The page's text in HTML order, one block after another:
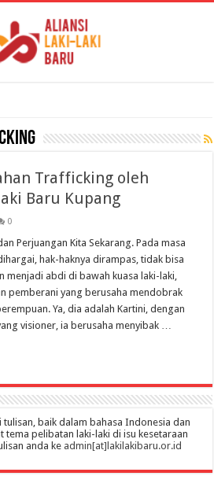
Trafficking oleh
Baru Kupang
0
Perjuangan Kita Sekarang. Pada masa
hak-haknya dirampas, tidak bisa
menjadi abdi di bawah kuasa laki-laki,
pemberani yang berusaha mendobrak
Ya, dia adalah Kartini, dengan
visioner, ia berusaha menyibak …
baik dalam bahasa Indonesia dan
pelibatan laki-laki di isu kesetaraan
anda ke admin[at]lakilakibaru.or.id